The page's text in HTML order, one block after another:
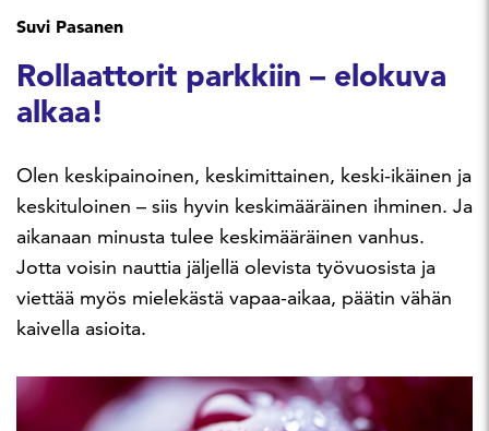
Suvi Pasanen
Rollaattorit parkkiin – elokuva
alkaa!
Olen keskipainoinen, keskimittainen, keski-ikäinen ja
keskituloinen – siis hyvin keskimääräinen ihminen. Ja
aikanaan minusta tulee keskimääräinen vanhus.
Jotta voisin nauttia jäljellä olevista työvuosista ja
viettää myös mielekästä vapaa-aikaa, päätin vähän
kaivella asioita.